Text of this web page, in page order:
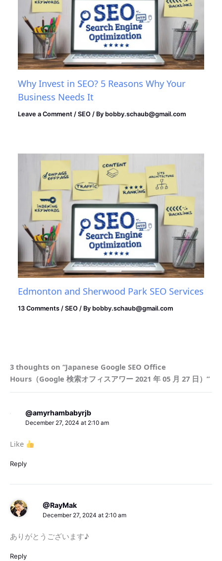
Why Invest in SEO? 5 Reasons Why Your
Business Needs It
Leave a Comment /SEO / By bobby.schaub@gmail.com
Edmonton and Sherwood Park SEO Services
13 Comments /SEO / By bobby.schaub@gmail.com
3 thoughts on “Japanese Google SEO Office
Hours（Google 検索オフィスアワー 2021 年 05 月 27 日）”
@amyrhambabyrjb
December 27, 2024 at 2:10 am
Like
Reply
@RayMak
December 27, 2024 at 2:10 am
ありがとうございます♪
Reply